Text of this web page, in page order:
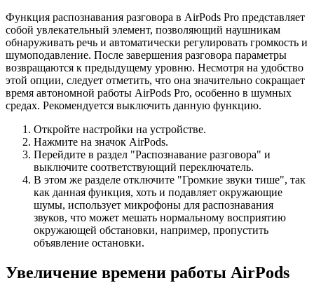
Функция распознавания разговора в AirPods Pro представляет
собой увлекательный элемент, позволяющий наушникам
обнаруживать речь и автоматически регулировать громкость и
шумоподавление. После завершения разговора параметры
возвращаются к предыдущему уровню. Несмотря на удобство
этой опции, следует отметить, что она значительно сокращает
время автономной работы AirPods Pro, особенно в шумных
средах. Рекомендуется выключить данную функцию.
Откройте настройки на устройстве.
Нажмите на значок AirPods.
Перейдите в раздел "Распознавание разговора" и
выключите соответствующий переключатель.
В этом же разделе отключите "Громкие звуки тише", так
как данная функция, хоть и подавляет окружающие
шумы, использует микрофоны для распознавания
звуков, что может мешать нормальному восприятию
окружающей обстановки, например, пропустить
объявление остановки.
Увеличение времени работы AirPods